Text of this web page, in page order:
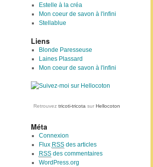
Estelle à la créa
Mon coeur de savon à l'infini
Stellablue
Liens
Blonde Paresseuse
Laines Plassard
Mon coeur de savon à l'infini
Retrouvez tricoti-tricota sur Hellocoton
Méta
Connexion
Flux RSSdes articles
RSSdes commentaires
WordPress.org